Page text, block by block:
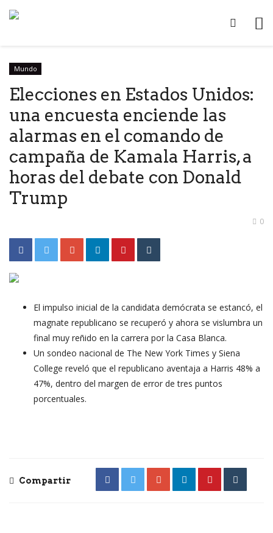
Mundo
Elecciones en Estados Unidos:
una encuesta enciende las
alarmas en el comando de
campaña de Kamala Harris, a
horas del debate con Donald
Trump
0
El impulso inicial de la candidata demócrata se estancó, el
magnate republicano se recuperó y ahora se vislumbra un
final muy reñido en la carrera por la Casa Blanca.
Un sondeo nacional de The New York Times y Siena
College reveló que el republicano aventaja a Harris 48% a
47%, dentro del margen de error de tres puntos
porcentuales.
Compartir